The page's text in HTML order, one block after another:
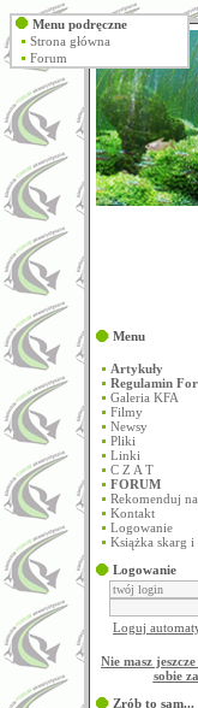
Menu
Artykuły
Regulamin
Galeria KFA
Filmy
Newsy
Pliki
Linki
C Z A T
FORUM
Rekomenduj
Kontakt
Logowanie
Książka skarg i
Logowanie
Loguj
Nie masz
sobie
Zrób to sam...
Menu podręczne
Strona główna
Forum